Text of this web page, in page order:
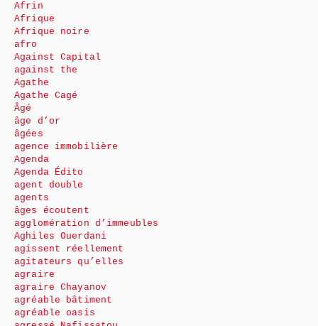
Afrin
Afrique
Afrique noire
afro
Against Capital
against the
Agathe
Agathe Cagé
Âgé
âge d’or
âgées
agence immobilière
Agenda
Agenda Édito
agent double
agents
âges écoutent
agglomération d’immeubles
Aghiles Ouerdani
agissent réellement
agitateurs qu’elles
agraire
agraire Chayanov
agréable bâtiment
agréable oasis